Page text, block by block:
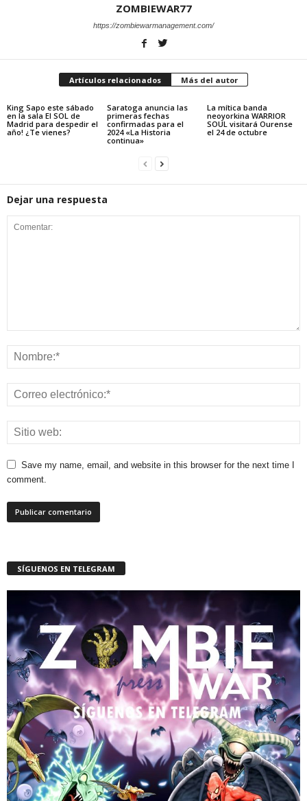
ZOMBIEWAR77
https://zombiewarmanagement.com/
Artículos relacionados Más del autor
King Sapo este sábado
en la sala El SOL de
Madrid para despedir el
año! ¿Te vienes?
Saratoga anuncia las
primeras fechas
confirmadas para el
2024 «La Historia
continua»
La mítica banda
neoyorkina WARRIOR
SOUL visitará Ourense
el 24 de octubre
Dejar una respuesta
Save my name, email, and website in this browser for the next time I
comment.
SÍGUENOS EN TELEGRAM